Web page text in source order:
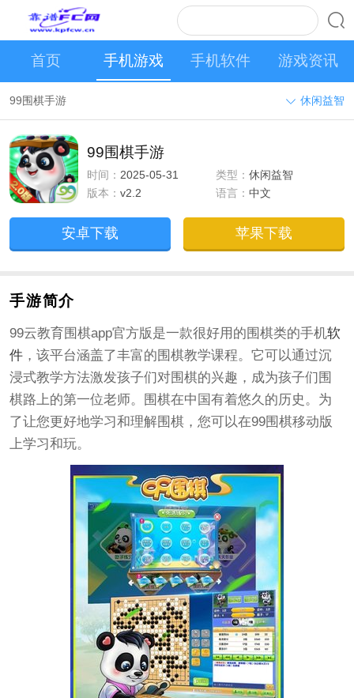
首页 手机游戏 手机软件 游戏资讯
99围棋手游 休闲益智
99围棋手游
时间： 2025-05-31 类型：休闲益智
版本：v2.2 语言：中文
安卓下载 苹果下载
手游简介
99云教育围棋app官方版是一款很好用的围棋类的手机软
件，该平台涵盖了丰富的围棋教学课程。它可以通过沉
浸式教学方法激发孩子们对围棋的兴趣，成为孩子们围
棋路上的第一位老师。围棋在中国有着悠久的历史。为
了让您更好地学习和理解围棋，您可以在99围棋移动版
上学习和玩。